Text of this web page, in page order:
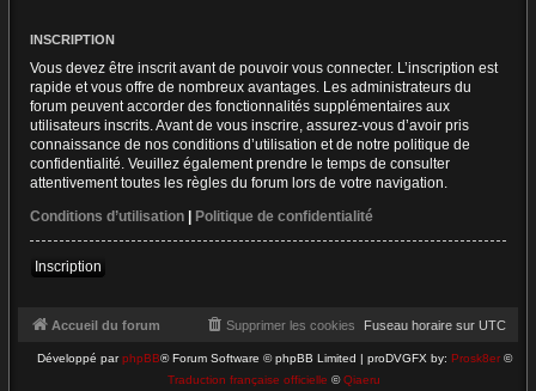
INSCRIPTION
Vous devez être inscrit avant de pouvoir vous connecter. L’inscription est
rapide et vous offre de nombreux avantages. Les administrateurs du
forum peuvent accorder des fonctionnalités supplémentaires aux
utilisateurs inscrits. Avant de vous inscrire, assurez-vous d’avoir pris
connaissance de nos conditions d’utilisation et de notre politique de
confidentialité. Veuillez également prendre le temps de consulter
attentivement toutes les règles du forum lors de votre navigation.
Conditions d’utilisation | Politique de confidentialité
Inscription
Accueil du forum Fuseau horaire sur UTC
Supprimer les cookies
Développé parphpBB® Forum Software © phpBB Limited | proDVGFX by: Prosk8er©
Traduction française officielle ©Qiaeru